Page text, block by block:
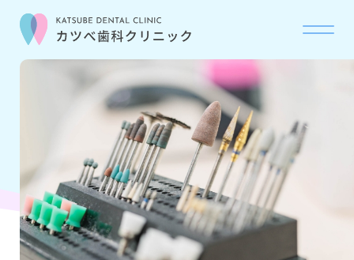
当院について ABOUT
診療科目 OUR CARE
初診の流れ FLOW